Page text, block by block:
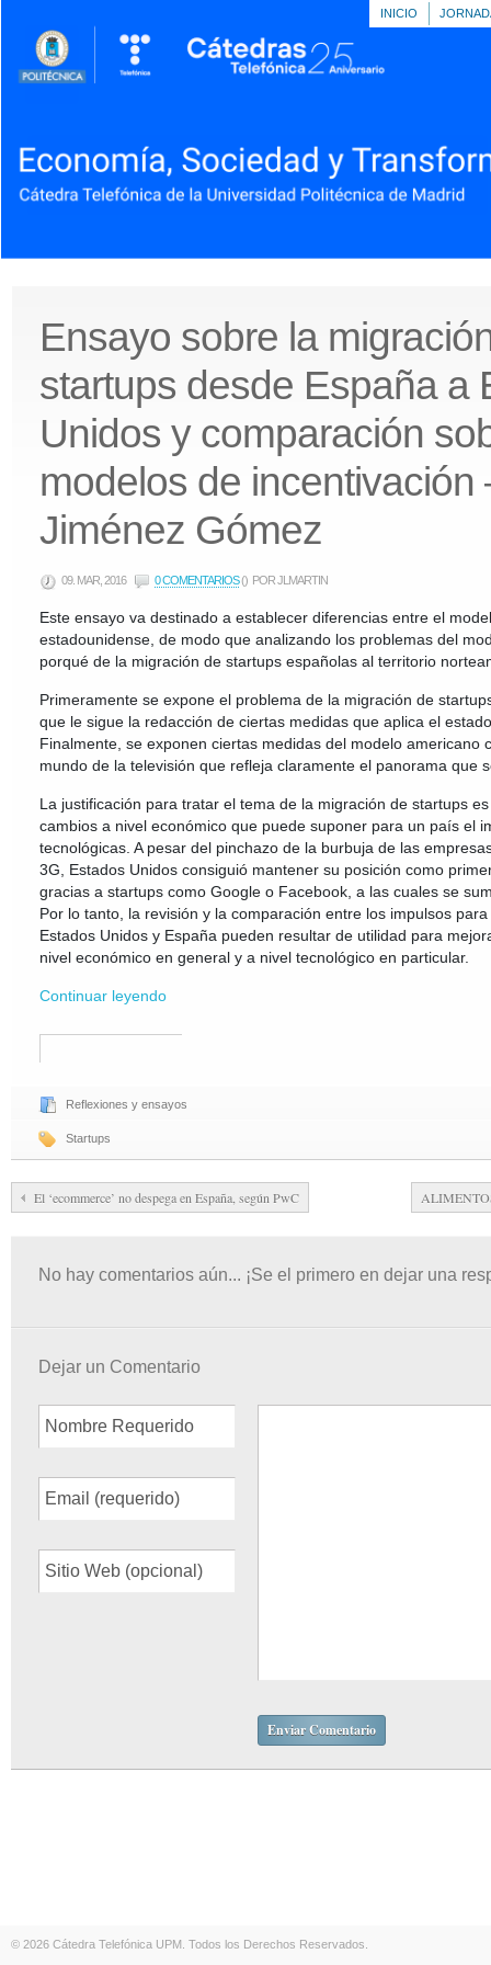
INICIO
Ensayo sobre la
startups desde España a
Unidos y comparación
modelos de incentivación
Jiménez Gómez
09. MAR, 2016 0 COMENTARIOS() POR JLMARTIN
Este ensayo va destinado a establecer diferencias entre el
estadounidense, de modo que analizando los problemas del
porqué de la migración de startups españolas al territorio
Primeramente se expone el problema de la migración de
que le sigue la redacción de ciertas medidas que aplica el
Finalmente, se exponen ciertas medidas del modelo americano
mundo de la televisión que refleja claramente el panorama que
La justificación para tratar el tema de la migración de startups
cambios a nivel económico que puede suponer para un país el
tecnológicas. A pesar del pinchazo de la burbuja de las
3G, Estados Unidos consiguió mantener su posición como
gracias a startups como Google o Facebook, a las cuales se
Por lo tanto, la revisión y la comparación entre los impulsos
Estados Unidos y España pueden resultar de utilidad para
nivel económico en general y a nivel tecnológico en particular.
Continuar leyendo
Reflexiones y ensayos
Startups
El ‘ecommerce’ no despega en España, según PwC
No hay comentarios aún... ¡Se el primero en dejar una
Dejar un Comentario
© 2026 Cátedra Telefónica UPM. Todos los Derechos Reservados.